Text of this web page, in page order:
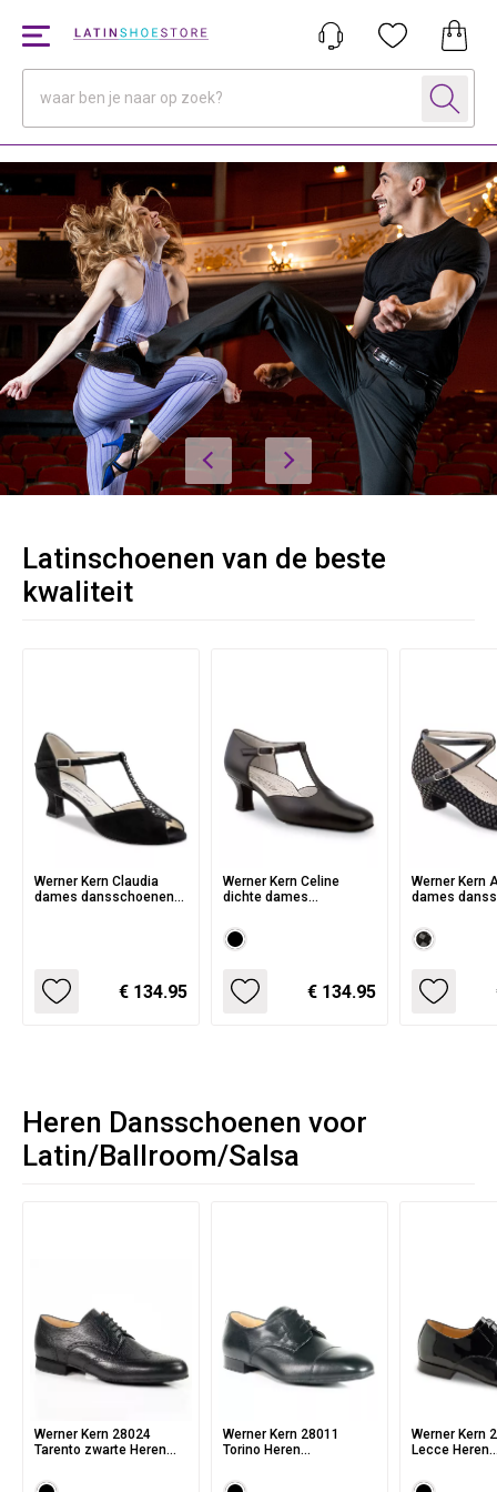
Latinschoenen van de beste
kwaliteit
Werner Kern Claudia
dames dansschoenen
€ 134.95
Werner Kern Celine
dichte dames
bandje en flare hakje -
comfort lijn
€ 134.95
Werner Kern
dames
Blokjes print
Heren Dansschoenen voor
Latin/Ballroom/Salsa
Werner Kern 28024
Tarento zwarte Heren
soepel Herten Leer
Werner Kern 28011
Torino Heren
zwart nappa Leer met
Werner Kern
Lecce Heren
zwart